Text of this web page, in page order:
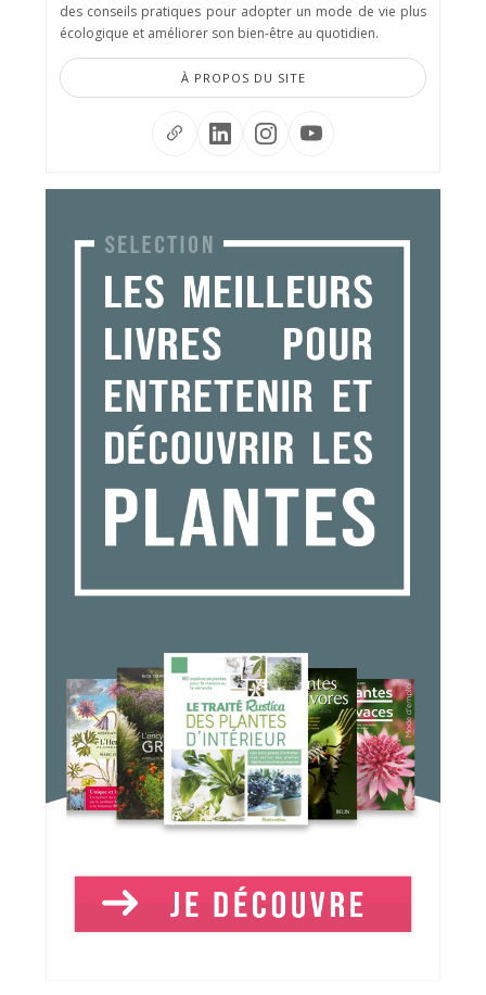
des conseils pratiques pour adopter un mode de vie plus
écologique et améliorer son bien-être au quotidien.
À PROPOS DU SITE